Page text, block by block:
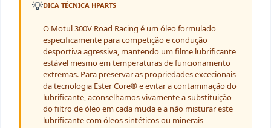
💡DICA TÉCNICA HPARTS
O Motul 300V Road Racing é um óleo formulado
especificamente para competição e condução
desportiva agressiva, mantendo um filme lubrificante
estável mesmo em temperaturas de funcionamento
extremas. Para preservar as propriedades excecionais
da tecnologia Ester Core® e evitar a contaminação do
lubrificante, aconselhamos vivamente a substituição
do filtro de óleo em cada muda e a não misturar este
lubrificante com óleos sintéticos ou minerais